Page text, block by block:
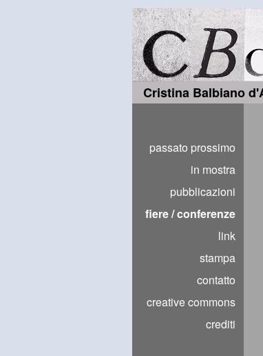
Cristina Balbiano
passato prossimo
in mostra
pubblicazioni
fiere / conferenze
link
stampa
contatto
creative commons
crediti